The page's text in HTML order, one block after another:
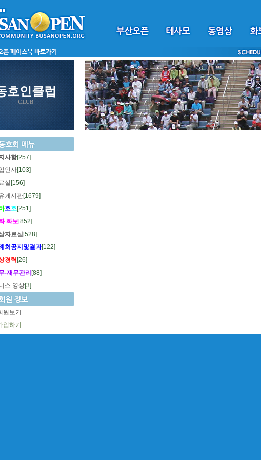
호인클럽
CLUB
사항[257]
인사[103]
실 [156]
게시판[1679]
호호[251]
화보[852]
자료실 [528]
회공지및결과[122]
경력 [26]
-재무관리 [88]
스 영상[3]
원보기
입하기